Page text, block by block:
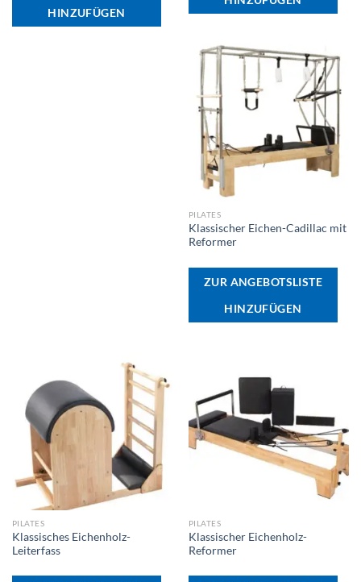
HINZUFÜGEN
PILATES
Klassischer Eichen-Cadillac mit
Reformer
ZUR ANGEBOTSLISTE
HINZUFÜGEN
PILATES
Klassisches Eichenholz-
Leiterfass
PILATES
Klassischer Eichenholz-
Reformer